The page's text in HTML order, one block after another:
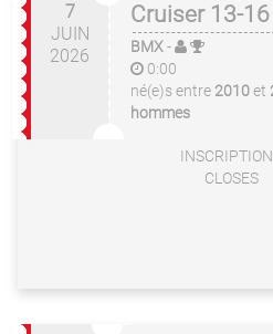
7
JUIN
2026
Cruiser 13-
BMX-
0:00
né(e)s entre 2010et
hommes
CLOSES